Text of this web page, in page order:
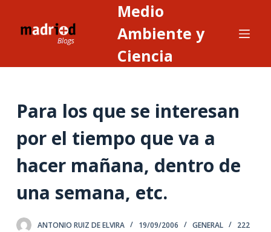
o
n
n
Medio
Ambiente y
Ciencia
Para los que se interesan
por el tiempo que va a
hacer mañana, dentro de
una semana, etc.
ANTONIO RUIZ DE ELVIRA 19/09/2006 GENERAL
222